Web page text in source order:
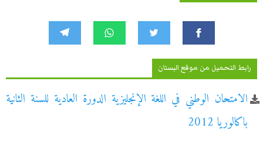
رابط التحميل من موقع البستان
الامتحان الوطني في اللغة الإنجليزية الدورة العادية للسنة الثانية
باكالوريا 2012